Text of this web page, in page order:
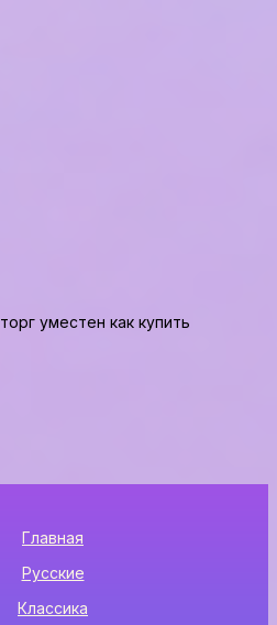
торг уместен как купить
Главная
Русские
Классика